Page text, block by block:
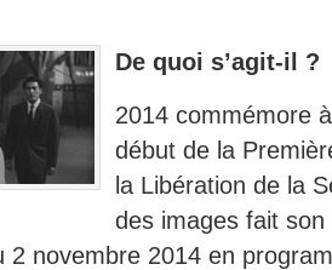
De quoi s’agit-il ?
2014 commémore
début de la
la Libération de la
des images fait
2 novembre 2014 en